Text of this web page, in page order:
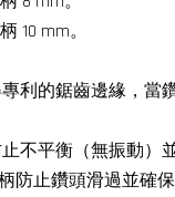
10 mm。
利的鋸齒邊緣，當
不平衡（無振動）
防止鑽頭滑過並確保